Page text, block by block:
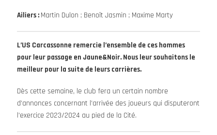
Ailiers : Martin Dulon ; Benoît Jasmin ; Maxime Marty
L’US Carcassonne remercie l’ensemble de ces hommes
pour leur passage en Jaune&Noir. Nous leur souhaitons le
meilleur pour la suite de leurs carrières.
Dès cette semaine, le club fera un certain nombre
d’annonces concernant l’arrivée des joueurs qui disputeront
l’exercice 2023/2024 au pied de la Cité.